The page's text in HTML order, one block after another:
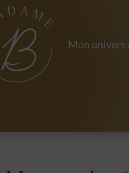
Mon univers